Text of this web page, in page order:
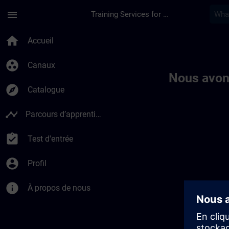
menu Training Services for Digital Industries
home Accueil
group_work Canaux
explore Catalogue
timeline Parcours d’apprentissage
assignment_turned_in Test d'entrée
account_circle Profil
info À propos de nous
Nous